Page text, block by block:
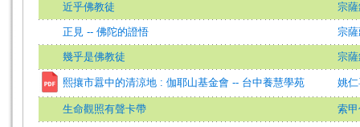
近乎佛教徒 宗
正見 -- 佛陀的證悟 宗
幾乎是佛教徒 宗
熙攘市囂中的清涼地 : 伽耶山基金會 -- 台中養慧學苑 姚
生命觀照有聲卡帶 索